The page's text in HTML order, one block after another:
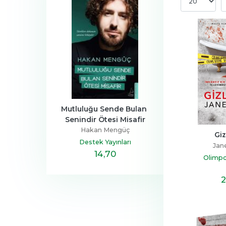
Mutluluğu Sende Bulan
Senindir Ötesi Misafir
Hakan Mengüç
Destek Yayınları
14,70
Henüz Her
Zeus
20